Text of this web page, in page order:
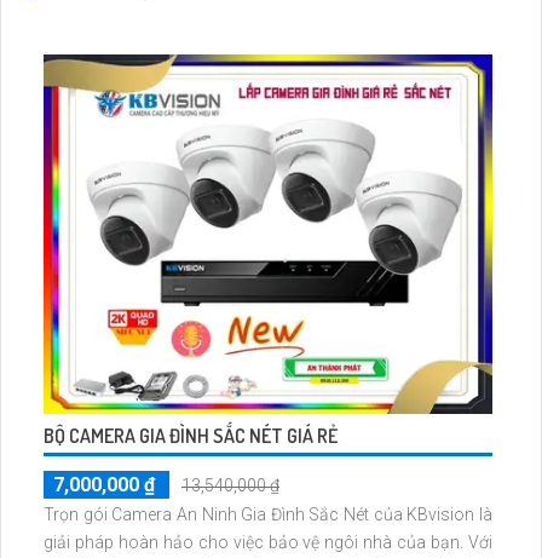
BỘ CAMERA GIA ĐÌNH SẮC NÉT GIÁ RẺ
7,000,000 ₫
13,540,000 ₫
Trọn gói Camera An Ninh Gia Đình Sắc Nét của KBvision là
giải pháp hoàn hảo cho việc bảo vệ ngôi nhà của bạn. Với